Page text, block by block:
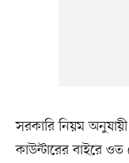
সরকারি নিয়ম
কাউন্টারের বাইরে